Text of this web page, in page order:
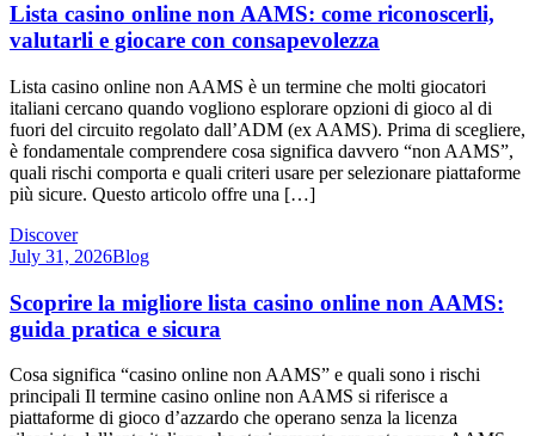
Lista casino online non AAMS: come riconoscerli,
valutarli e giocare con consapevolezza
Lista casino online non AAMS è un termine che molti giocatori
italiani cercano quando vogliono esplorare opzioni di gioco al di
fuori del circuito regolato dall’ADM (ex AAMS). Prima di scegliere,
è fondamentale comprendere cosa significa davvero “non AAMS”,
quali rischi comporta e quali criteri usare per selezionare piattaforme
più sicure. Questo articolo offre una […]
Discover
July 31, 2026Blog
Scoprire la migliore lista casino online non AAMS:
guida pratica e sicura
Cosa significa “casino online non AAMS” e quali sono i rischi
principali Il termine casino online non AAMS si riferisce a
piattaforme di gioco d’azzardo che operano senza la licenza